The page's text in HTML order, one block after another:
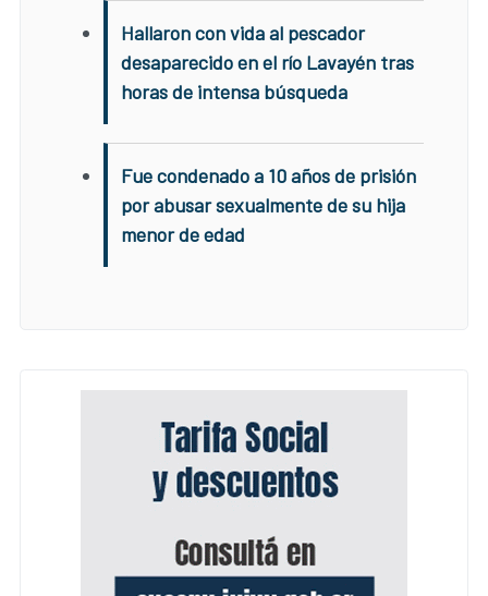
Hallaron con vida al pescador
desaparecido en el río Lavayén tras
horas de intensa búsqueda
Fue condenado a 10 años de prisión
por abusar sexualmente de su hija
menor de edad